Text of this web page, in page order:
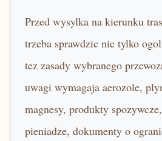
Przed wysylka na kierunku
trzeba sprawdzic nie tylko
tez zasady wybranego
uwagi wymagaja aerozole,
magnesy, produkty
pieniadze, dokumenty o